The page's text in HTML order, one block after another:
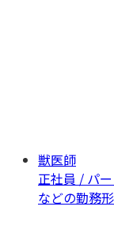
獣医師
正社員 / パ
などの勤務